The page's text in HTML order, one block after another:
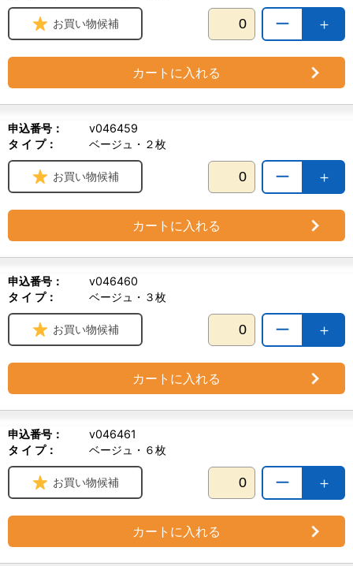
＋
ー
お買い物候補
カートに入れる
申込番号：
v046459
タ イ プ：
ベージュ・２枚
＋
ー
お買い物候補
カートに入れる
申込番号：
v046460
タ イ プ：
ベージュ・３枚
＋
ー
お買い物候補
カートに入れる
申込番号：
v046461
タ イ プ：
ベージュ・６枚
＋
ー
お買い物候補
カートに入れる